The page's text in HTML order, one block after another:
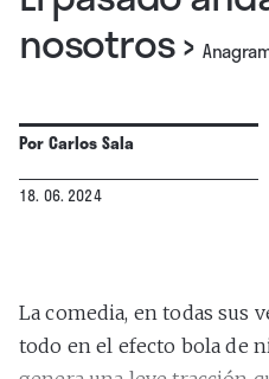
nosotros›
PorCarlos Sala
18. 06. 2024
La comedia, en todas sus
todo en el efecto bola de